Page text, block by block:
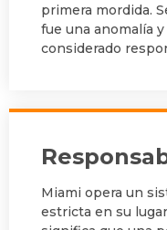
primera mordida.
fue una anomalía
considerado
Miami opera un
estricta en su